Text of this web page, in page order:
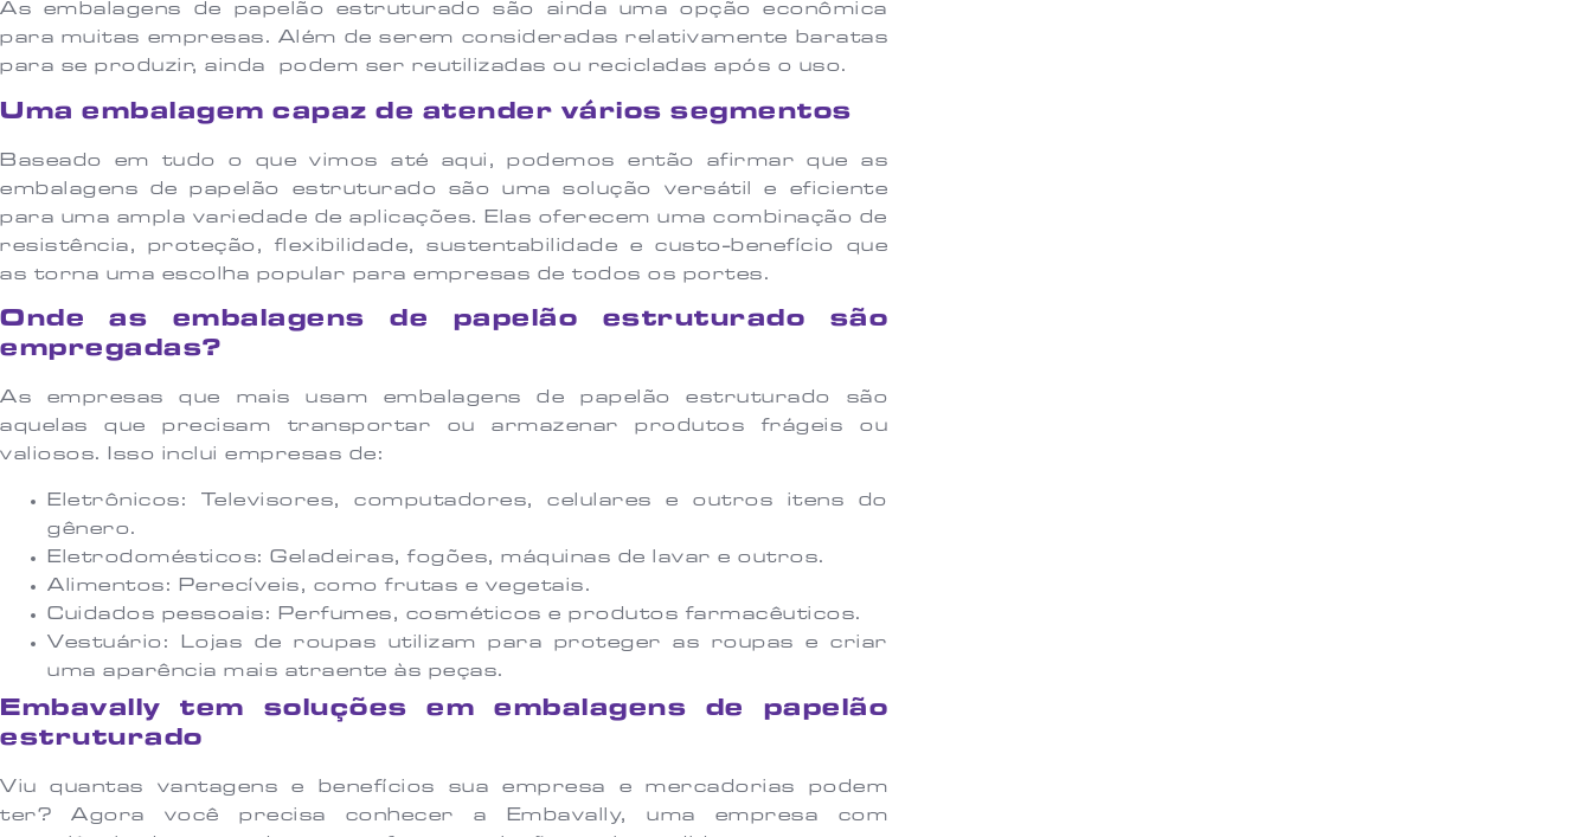
As embalagens de papelão estruturado são ainda uma opção econômica
para muitas empresas. Além de serem consideradas relativamente baratas
para se produzir, ainda podem ser reutilizadas ou recicladas após o uso.
Uma embalagem capaz de atender vários segmentos
Baseado em tudo o que vimos até aqui, podemos então afirmar que as
embalagens de papelão estruturado são uma solução versátil e eficiente
para uma ampla variedade de aplicações. Elas oferecem uma combinação de
resistência, proteção, flexibilidade, sustentabilidade e custo-benefício que
as torna uma escolha popular para empresas de todos os portes.
Onde as embalagens de papelão estruturado são
empregadas?
As empresas que mais usam embalagens de papelão estruturado são
aquelas que precisam transportar ou armazenar produtos frágeis ou
valiosos. Isso inclui empresas de:
Eletrônicos: Televisores, computadores, celulares e outros itens do
gênero.
Eletrodomésticos: Geladeiras, fogões, máquinas de lavar e outros.
Alimentos: Perecíveis, como frutas e vegetais.
Cuidados pessoais: Perfumes, cosméticos e produtos farmacêuticos.
Vestuário: Lojas de roupas utilizam para proteger as roupas e criar
uma aparência mais atraente às peças.
Embavally tem soluções em embalagens de papelão
estruturado
Viu quantas vantagens e benefícios sua empresa e mercadorias podem
ter? Agora você precisa conhecer a Embavally, uma empresa com